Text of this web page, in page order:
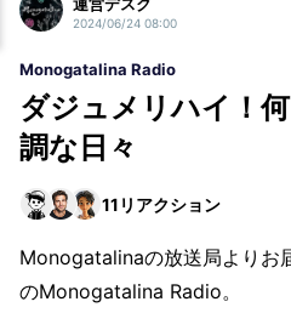
運営デスク
2024/06/24 08:00
Monogatalina Radio
ダジュメリハイ！
調な日々
11 リアクション
Monogatalinaの放送局よりお
のMonogatalina Radio。